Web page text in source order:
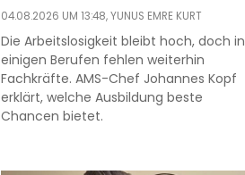
04.08.2026 UM 13:48,YUNUS EMRE KURT
Die Arbeitslosigkeit bleibt hoch, doch in
einigen Berufen fehlen weiterhin
Fachkräfte. AMS-Chef Johannes Kopf
erklärt, welche Ausbildung beste
Chancen bietet.